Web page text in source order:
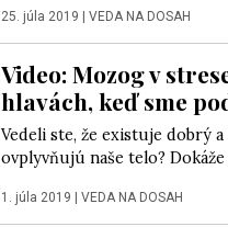
25. júla 2019 VEDA NA DOSAH
Video: Mozog v
hlavách, keď sme
Vedeli ste, že existuje dobrý
ovplyvňujú naše telo? Dokáže
1. júla 2019 VEDA NA DOSAH